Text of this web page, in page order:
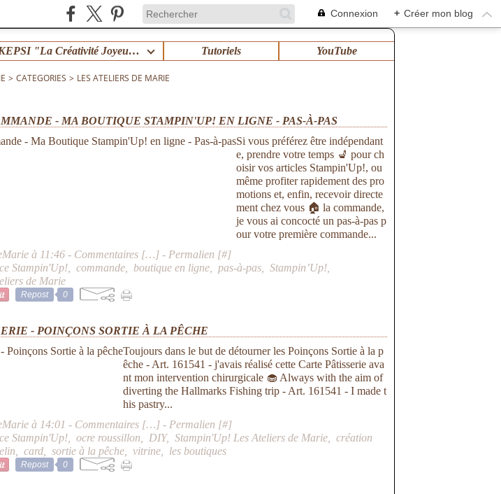
Connexion + Créer mon blog
KEPSI "La Créativité Joyeuse en Famille" ! Tutoriels YouTube
> CATEGORIES > LES ATELIERS DE MARIE
- MA BOUTIQUE STAMPIN'UP! EN LIGNE - PAS-À-PAS
Si vous préférez être indépendant
e, prendre votre temps 💺 pour ch
oisir vos articles Stampin'Up!, ou
même profiter rapidement des pro
motions et, enfin, recevoir directe
ment chez vous 🏠 la commande,
je vous ai concocté un pas-à-pas p
our votre première commande...
à 11:46 - Commentaires […] - Permalien [#]
Stampin'Up! ,commande boutique en ligne pas-à-pas ,Stampin’Up!
de Marie
Repost 0
- POINÇONS SORTIE À LA PÊCHE
Toujours dans le but de détourner les Poinçons Sortie à la p
êche - Art. 161541 - j'avais réalisé cette Carte Pâtisserie ava
nt mon intervention chirurgicale 🧁 Always with the aim of
diverting the Hallmarks Fishing trip - Art. 161541 - I made t
his pastry...
à 14:01 - Commentaires […] - Permalien [#]
Stampin'Up! ,ocre roussillon DIY,Stampin'Up! Les Ateliers de Marie ,création
,card ,sortie à la pêche ,vitrine les boutiques
Repost 0